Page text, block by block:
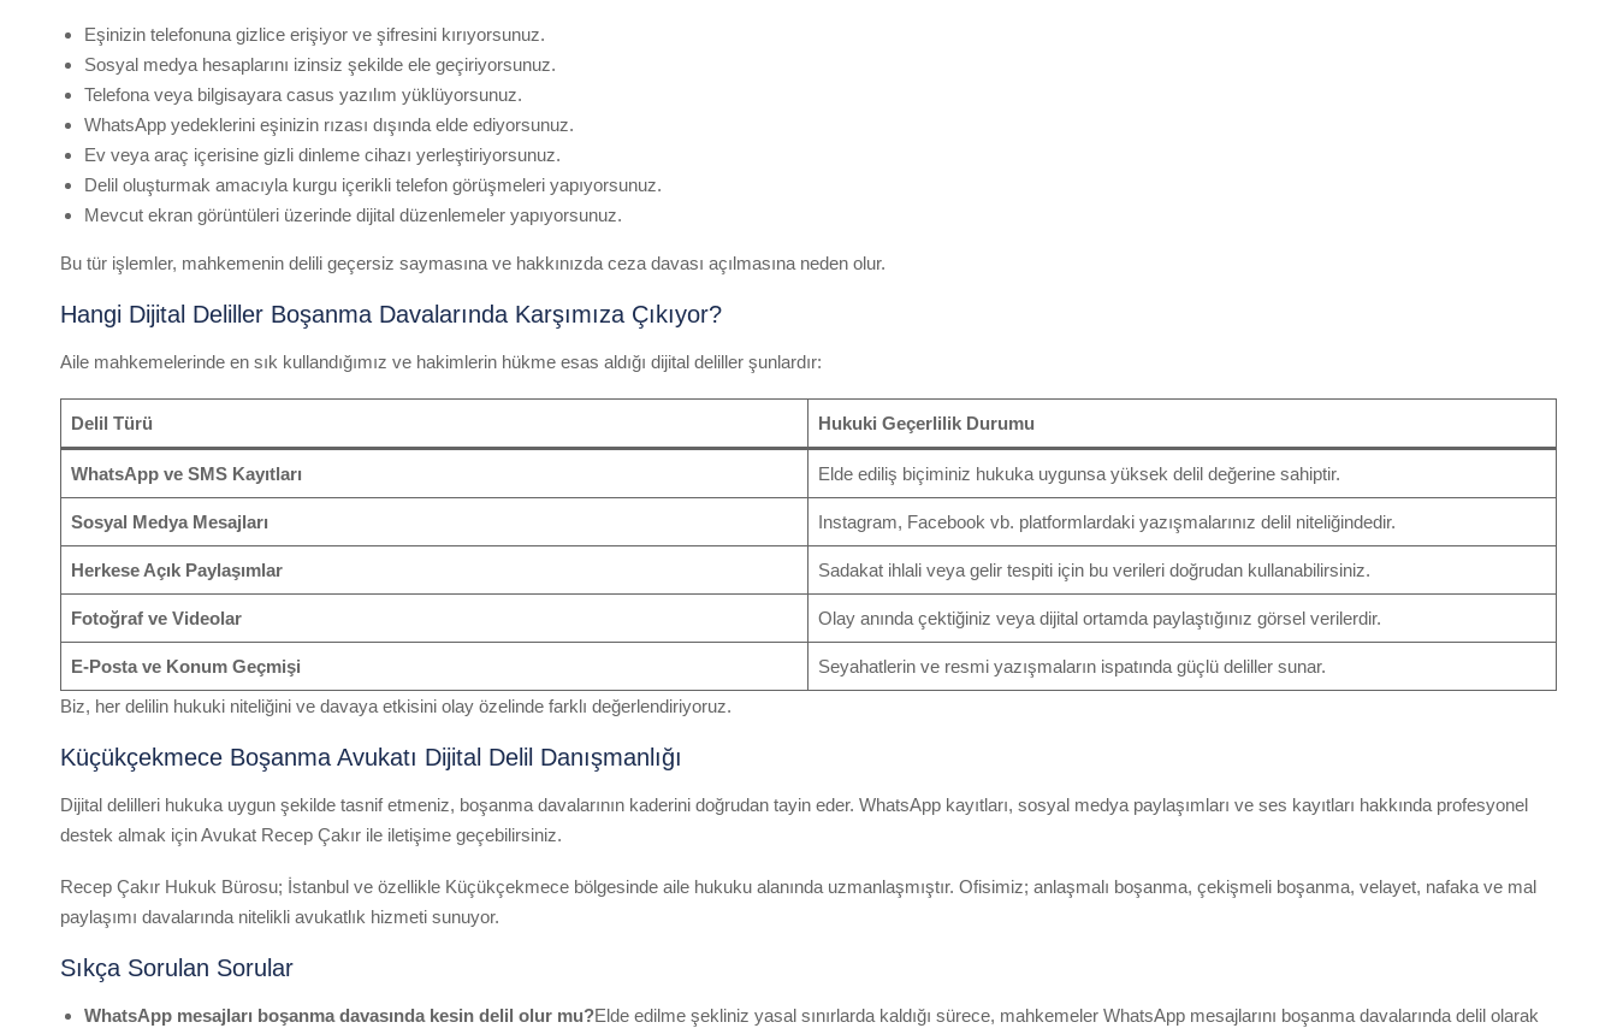
Eşinizin telefonuna gizlice erişiyor ve şifresini kırıyorsunuz.
Sosyal medya hesaplarını izinsiz şekilde ele geçiriyorsunuz.
Telefona veya bilgisayara casus yazılım yüklüyorsunuz.
WhatsApp yedeklerini eşinizin rızası dışında elde ediyorsunuz.
Ev veya araç içerisine gizli dinleme cihazı yerleştiriyorsunuz.
Delil oluşturmak amacıyla kurgu içerikli telefon görüşmeleri yapıyorsunuz.
Mevcut ekran görüntüleri üzerinde dijital düzenlemeler yapıyorsunuz.
Bu tür işlemler, mahkemenin delili geçersiz saymasına ve hakkınızda ceza davası açılmasına neden olur.
Hangi Dijital Deliller Boşanma Davalarında Karşımıza Çıkıyor?
Aile mahkemelerinde en sık kullandığımız ve hakimlerin hükme esas aldığı dijital deliller şunlardır:
Delil Türü Hukuki Geçerlilik Durumu
WhatsApp ve SMS Kayıtları Elde ediliş biçiminiz hukuka uygunsa yüksek delil değerine sahiptir.
Sosyal Medya Mesajları Instagram, Facebook vb. platformlardaki yazışmalarınız delil niteliğindedir.
Herkese Açık Paylaşımlar Sadakat ihlali veya gelir tespiti için bu verileri doğrudan kullanabilirsiniz.
Fotoğraf ve Videolar Olay anında çektiğiniz veya dijital ortamda paylaştığınız görsel verilerdir.
E-Posta ve Konum Geçmişi
Seyahatlerin ve resmi yazışmaların ispatında güçlü deliller sunar.
Biz, her delilin hukuki niteliğini ve davaya etkisini olay özelinde farklı değerlendiriyoruz.
Küçükçekmece Boşanma Avukatı Dijital Delil Danışmanlığı
Dijital delilleri hukuka uygun şekilde tasnif etmeniz, boşanma davalarının kaderini doğrudan tayin eder. WhatsApp kayıtları, sosyal medya paylaşımları ve ses kayıtları hakkında profesyonel
destek almak için Avukat Recep Çakır ile iletişime geçebilirsiniz.
Recep Çakır Hukuk Bürosu; İstanbul ve özellikle Küçükçekmece bölgesinde aile hukuku alanında uzmanlaşmıştır. Ofisimiz; anlaşmalı boşanma, çekişmeli boşanma, velayet, nafaka ve mal
paylaşımı davalarında nitelikli avukatlık hizmeti sunuyor.
Sıkça Sorulan Sorular
WhatsApp mesajları boşanma davasında kesin delil olur mu?Elde edilme şekliniz yasal sınırlarda kaldığı sürece, mahkemeler WhatsApp mesajlarını boşanma davalarında delil olarak